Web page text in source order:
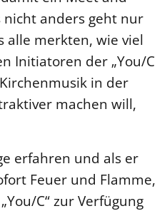
nicht anders geht nur
alle merkten, wie viel
Initiatoren der „You/C
in der
machen will,
erfahren und als er
Feuer und Flamme,
C“ zur Verfügung